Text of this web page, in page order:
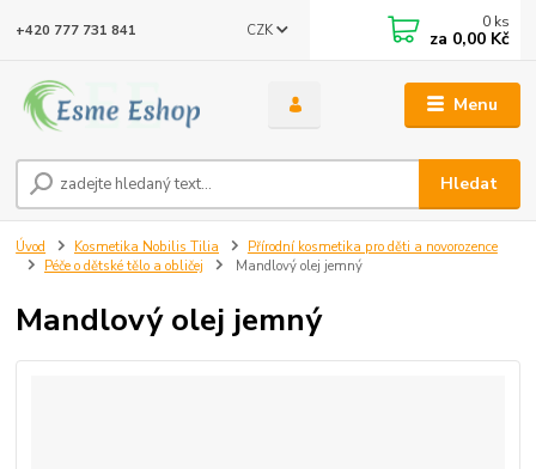
Menu
CZK
Hledat
+420 777 731 841 0 ks
za 0,00 Kč
Úvod Kosmetika Nobilis Tilia
Přírodní kosmetika pro děti a novorozence
Péče o dětské tělo a obličej
Mandlový olej jemný
Mandlový olej jemný